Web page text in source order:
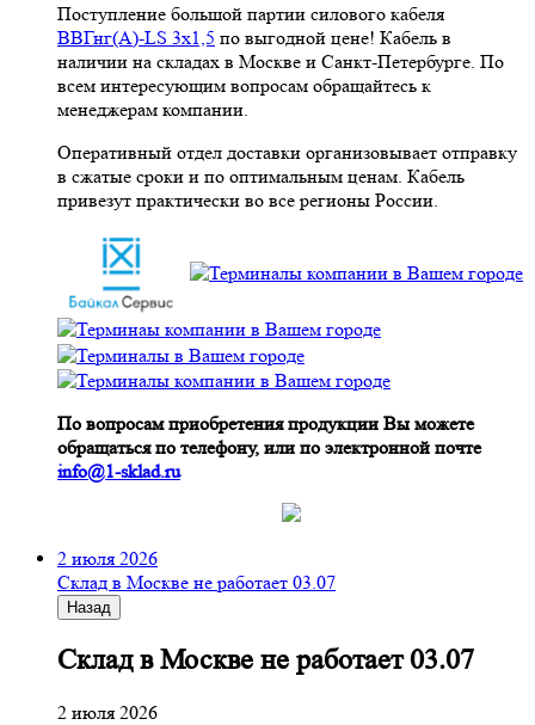
Поступление большой партии силового кабеля
ВВГнг(A)-LS 3х1,5 по выгодной цене! Кабель в
наличии на складах в Москве и Санкт-Петербурге. По
всем интересующим вопросам обращайтесь к
менеджерам компании.
Оперативный отдел доставки организовывает отправку
в сжатые сроки и по оптимальным ценам. Кабель
привезут практически во все регионы России.
По вопросам приобретения продукции Вы можете
обращаться по телефону, или по электронной почте
info@1-sklad.ru
2 июля 2026
Склад в Москве не работает 03.07
Назад
Склад в Москве не работает 03.07
2 июля 2026